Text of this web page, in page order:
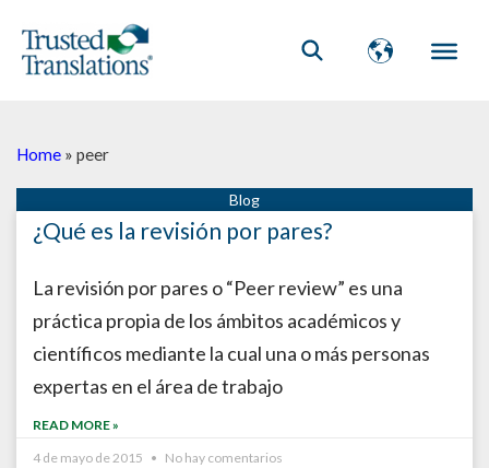
Home » peer
¿Qué es la revisión por pares?
La revisión por pares o “Peer review” es una
práctica propia de los ámbitos académicos y
científicos mediante la cual una o más personas
expertas en el área de trabajo
READ MORE »
4 de mayo de 2015
No hay comentarios